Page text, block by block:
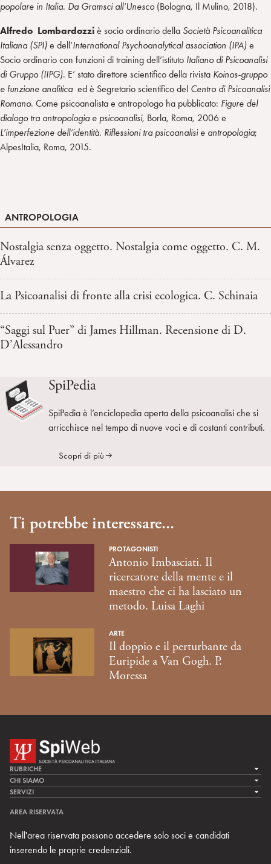
popolare in Italia. Da Gramsci all’Unesco(Bologna, Il Mulino, 2018).
Alfredo Lombardozzi è socio ordinario della Società Psicoanalitica
Italiana (SPI) e dell’International Psychoanalytical association (IPA) e
Socio ordinario con funzioni di training dell’istituto Italiano di Psicoanalisi
di Gruppo (IIPG). E’ stato direttore scientifico della rivista Koinos-gruppo
e funzione analitica ed è Segretario scientifico del Centro di Psicoanalisi
Romano. Come psicoanalista e antropologo ha pubblicato: Figure del
dialogo tra antropologia e psicoanalisi, Borla, Roma, 2006 e
L’imperfezione dell’identità. Riflessioni tra psicoanalisi e antropologia;
AlpesItalia, Roma, 2015.
ANTROPOLOGIA
Nostalgia senza oggetto. Nostalgia come oggetto. C. M.
Álvarez
La Psicoanalisi di fronte alla crisi ecologica. C. Schinaia
“Saggi sul Puer” di James Hillman. Recensione di D.
D’Alessandro
SpiPedia
SpiPedia è l’enciclopedia aperta della psicoanalisi che si
arricchisce nel tempo di nuove voci e di costanti contributi.
Scopri di più
Ti potrebbe interessare...
PROTAGONISTI
Antonio Imbasciati. Il
ricercatore della mente e il
maestro che ci ha lasciato un
metodo. Luisa Laghi
ARTE
Il doppio e il perturbante da
Euripide a Van Gogh. P.
Moressa
RUBRICHE
LA CURA
LA RICERCA
MULTIMEDIA
CHI SIAMO
LA SPI
TEAM DI SPIWEB
CONTATTI
RIVISTE
SERVIZI
ARCHIVIO STORICO
AREA RISERVATA
Nell'area riservata possono accedere solo soci e candidati
inserendo le proprie credenziali.